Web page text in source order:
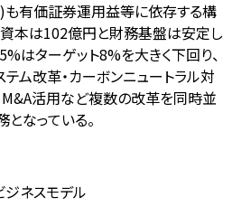
有価証券運用益等に依存する構
資本は102億円と財務基盤は安定し
はターゲット8%を大きく下回り、
ム改革・カーボンニュートラル対
M&A活用など複数の改革を同時並
なっている。
ネスモデル